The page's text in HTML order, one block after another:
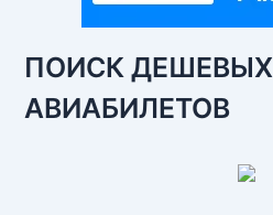
ПОИСК ДЕШЕВЫХ
АВИАБИЛЕТОВ